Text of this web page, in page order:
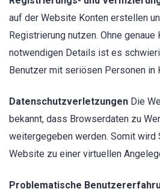
auf der Website Konten erstellen
Registrierung nutzen. Ohne genaue
notwendigen Details ist es
Benutzer mit seriösen Personen in
Datenschutzverletzungen Die
bekannt, dass Browserdaten zu
weitergegeben werden. Somit wird
Website zu einer virtuellen
Problematische